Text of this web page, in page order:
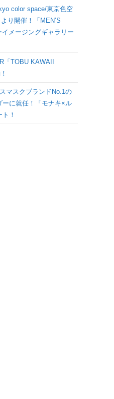
索
を
color space/東京色空
り開催！「MEN’S
メージングギャラリー
TOBU KAWAII
マスクブランドNo.1の
ーに就任！「モナキ×ル
！